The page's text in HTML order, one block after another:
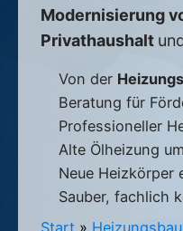
Modernisierung
Privathaushalt
Von der
Beratung für
Professioneller
Alte Ölheizung
Neue Heizkörper
Sauber, fachlich
Start » Heizungsbau